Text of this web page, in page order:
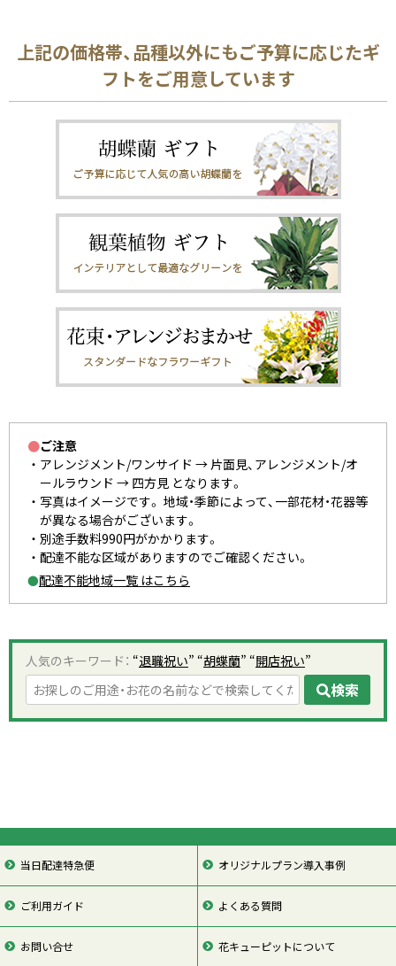
上記の価格帯、品種以外にもご予算に応じたギ
フトをご用意しています
●ご注意
アレンジメント/ワンサイド → 片面見、アレンジメント/オ
ールラウンド → 四方見 となります。
写真はイメージです。 地域・季節によって、一部花材・花器等
が異なる場合がございます。
別途手数料990円がかかります。
配達不能な区域がありますのでご確認ください。
●配達不能地域一覧 はこちら
人気のキーワード： “退職祝い” “胡蝶蘭” “開店祝い”
検索
当日配達特急便 オリジナルプラン導入事例
ご利用ガイド よくある質問
お問い合せ 花キューピットについて